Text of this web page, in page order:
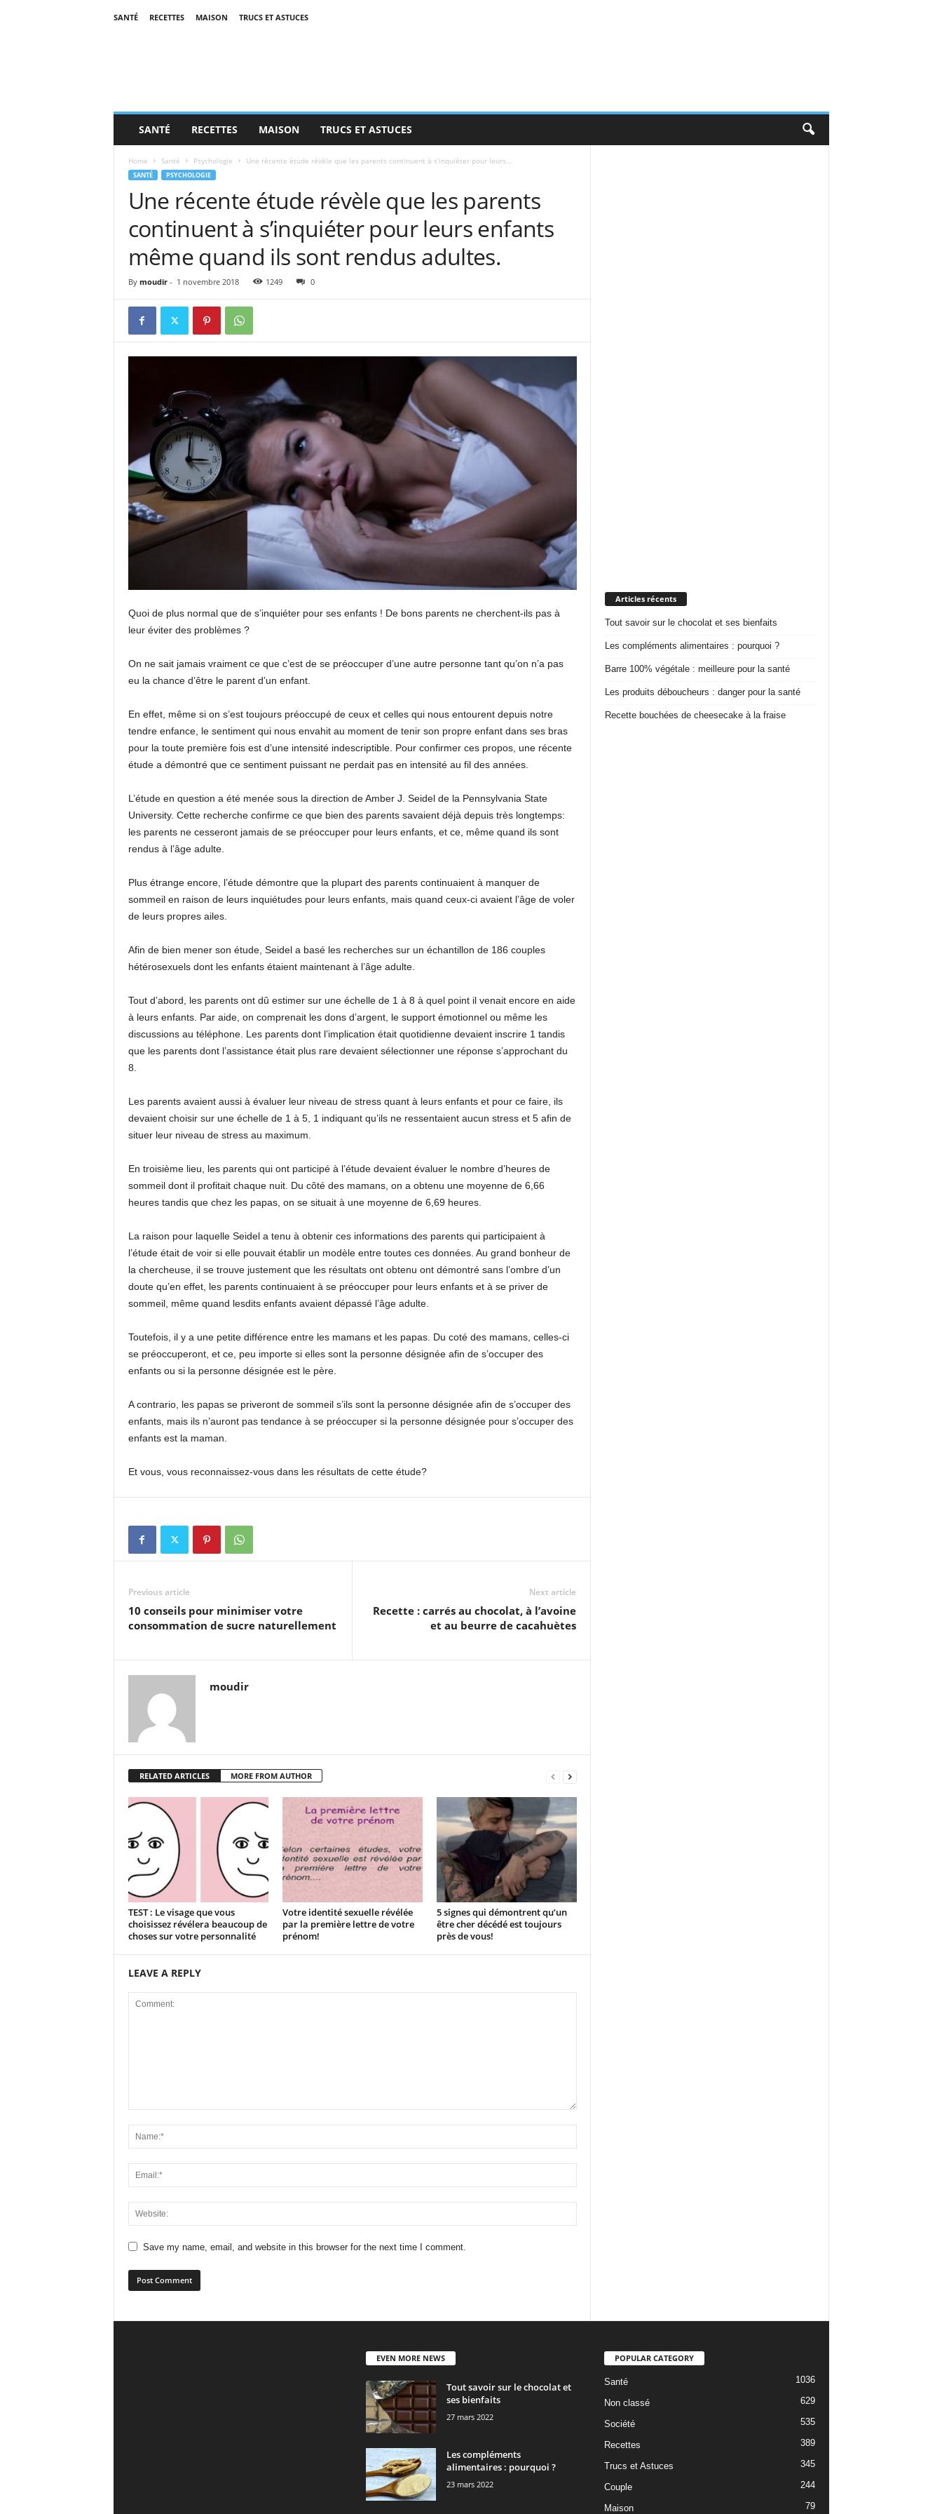
SANTÉ RECETTES MAISON TRUCS ET ASTUCES
SANTÉ RECETTES MAISON TRUCS ET ASTUCES
Home Santé Psychologie Une récente étude révèle que les parents continuent à s’inquiéter pour leurs...
SANTÉ PSYCHOLOGIE
Une récente étude révèle que les parents
continuent à s’inquiéter pour leurs enfants
même quand ils sont rendus adultes.
By moudir- 1 novembre 2018 1249 0
Quoi de plus normal que de s’inquiéter pour ses enfants ! De bons parents ne cherchent-ils pas à
leur éviter des problèmes ?
On ne sait jamais vraiment ce que c’est de se préoccuper d’une autre personne tant qu’on n’a pas
eu la chance d’être le parent d’un enfant.
En effet, même si on s’est toujours préoccupé de ceux et celles qui nous entourent depuis notre
tendre enfance, le sentiment qui nous envahit au moment de tenir son propre enfant dans ses bras
pour la toute première fois est d’une intensité indescriptible. Pour confirmer ces propos, une récente
étude a démontré que ce sentiment puissant ne perdait pas en intensité au fil des années.
L’étude en question a été menée sous la direction de Amber J. Seidel de la Pennsylvania State
University. Cette recherche confirme ce que bien des parents savaient déjà depuis très longtemps:
les parents ne cesseront jamais de se préoccuper pour leurs enfants, et ce, même quand ils sont
rendus à l’âge adulte.
Plus étrange encore, l’étude démontre que la plupart des parents continuaient à manquer de
sommeil en raison de leurs inquiétudes pour leurs enfants, mais quand ceux-ci avaient l’âge de voler
de leurs propres ailes.
Afin de bien mener son étude, Seidel a basé les recherches sur un échantillon de 186 couples
hétérosexuels dont les enfants étaient maintenant à l’âge adulte.
Tout d’abord, les parents ont dû estimer sur une échelle de 1 à 8 à quel point il venait encore en aide
à leurs enfants. Par aide, on comprenait les dons d’argent, le support émotionnel ou même les
discussions au téléphone. Les parents dont l’implication était quotidienne devaient inscrire 1 tandis
que les parents dont l’assistance était plus rare devaient sélectionner une réponse s’approchant du
8.
Les parents avaient aussi à évaluer leur niveau de stress quant à leurs enfants et pour ce faire, ils
devaient choisir sur une échelle de 1 à 5, 1 indiquant qu’ils ne ressentaient aucun stress et 5 afin de
situer leur niveau de stress au maximum.
En troisième lieu, les parents qui ont participé à l’étude devaient évaluer le nombre d’heures de
sommeil dont il profitait chaque nuit. Du côté des mamans, on a obtenu une moyenne de 6,66
heures tandis que chez les papas, on se situait à une moyenne de 6,69 heures.
La raison pour laquelle Seidel a tenu à obtenir ces informations des parents qui participaient à
l’étude était de voir si elle pouvait établir un modèle entre toutes ces données. Au grand bonheur de
la chercheuse, il se trouve justement que les résultats ont obtenu ont démontré sans l’ombre d’un
doute qu’en effet, les parents continuaient à se préoccuper pour leurs enfants et à se priver de
sommeil, même quand lesdits enfants avaient dépassé l’âge adulte.
Toutefois, il y a une petite différence entre les mamans et les papas. Du coté des mamans, celles-ci
se préoccuperont, et ce, peu importe si elles sont la personne désignée afin de s’occuper des
enfants ou si la personne désignée est le père.
A contrario, les papas se priveront de sommeil s’ils sont la personne désignée afin de s’occuper des
enfants, mais ils n’auront pas tendance à se préoccuper si la personne désignée pour s’occuper des
enfants est la maman.
Et vous, vous reconnaissez-vous dans les résultats de cette étude?
Previous article
10 conseils pour minimiser votre
consommation de sucre naturellement
Next article
Recette : carrés au chocolat, à l’avoine
et au beurre de cacahuètes
moudir
RELATED ARTICLES MORE FROM AUTHOR
TEST : Le visage que vous
choisissez révélera beaucoup de
choses sur votre personnalité
Votre identité sexuelle révélée
par la première lettre de votre
prénom!
5 signes qui démontrent qu’un
être cher décédé est toujours
près de vous!
LEAVE A REPLY
Save my name, email, and website in this browser for the next time I comment.
Articles récents
Tout savoir sur le chocolat et ses bienfaits
Les compléments alimentaires : pourquoi ?
Barre 100% végétale : meilleure pour la santé
Les produits déboucheurs : danger pour la santé
Recette bouchées de cheesecake à la fraise
EVEN MORE NEWS
Tout savoir sur le chocolat et
ses bienfaits
27 mars 2022
Les compléments
alimentaires : pourquoi ?
23 mars 2022
POPULAR CATEGORY
Santé 1036
Non classé 629
Société 535
Recettes 389
Trucs et Astuces 345
Couple 244
Maison 79